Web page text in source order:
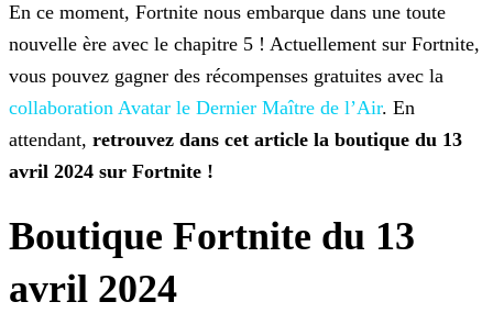
En ce moment, Fortnite nous embarque dans une toute
nouvelle ère avec le chapitre 5 ! Actuellement sur Fortnite,
vous pouvez gagner des récompenses gratuites avec la
collaboration Avatar le Dernier Maître de l’Air. En
attendant, retrouvez dans cet article la boutique du 13
avril 2024 sur Fortnite !
Boutique Fortnite du 13
avril 2024